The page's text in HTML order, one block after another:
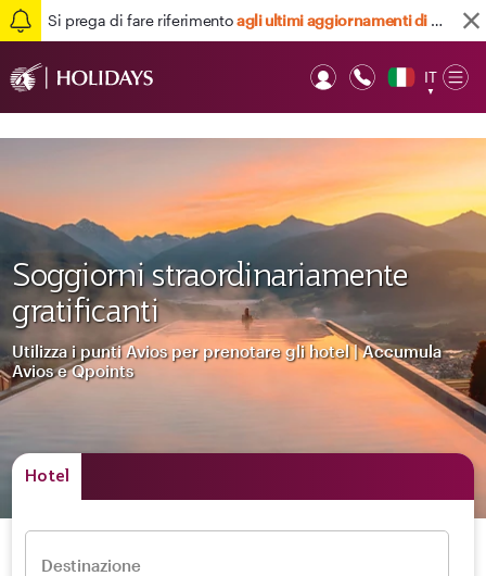
Si prega di fare riferimentoagli ultimi aggiornamenti di viaggio qui
IT
▼
Soggiorni straordinariamente
gratificanti
Utilizza i punti Avios per prenotare gli hotel | Accumula
Avios e Qpoints
Hotel
Destinazione